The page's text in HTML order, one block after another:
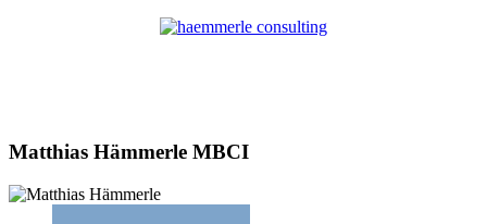
Matthias Hämmerle MBCI